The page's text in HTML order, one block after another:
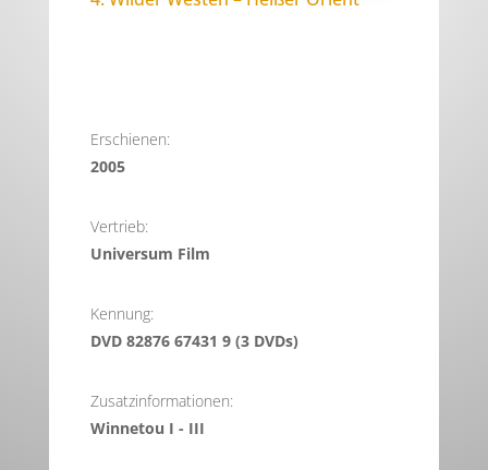
Erschienen:
2005
Vertrieb:
Universum Film
Kennung:
DVD 82876 67431 9 (3 DVDs)
Zusatzinformationen:
Winnetou I - III